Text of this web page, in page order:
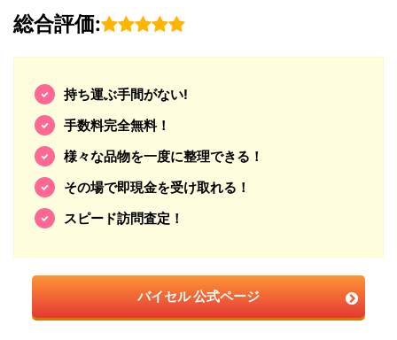
総合評価:
持ち運ぶ手間がない!
手数料完全無料！
様々な品物を一度に整理できる！
その場で即現金を受け取れる！
スピード訪問査定！
バイセル 公式ページ